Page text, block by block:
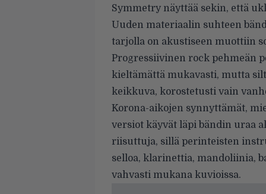
Symmetry näyttää sekin, että
Uuden materiaalin suhteen
tarjolla on akustiseen muottiin
Progressiivinen rock pehmeän
kieltämättä mukavasti, mutta
keikkuva, korostetusti vain
Korona-aikojen synnyttämät,
versiot käyvät läpi bändin uraa
riisuttuja, sillä perinteisten
selloa, klarinettia, mandoliinia,
vahvasti mukana kuvioissa.